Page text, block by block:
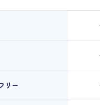
リー